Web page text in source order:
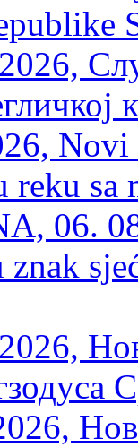
Novi
reku sa
06.